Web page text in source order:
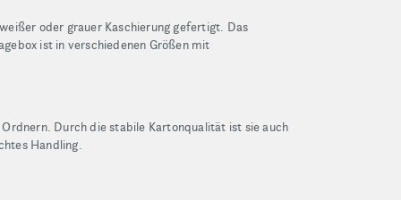
oder grauer Kaschierung gefertigt. Das
ist in verschiedenen Größen mit
Durch die stabile Kartonqualität ist sie auch
Handling.